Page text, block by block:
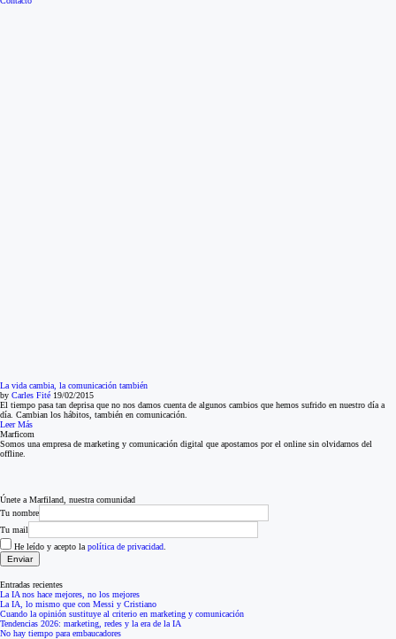
La vida cambia, la comunicación también
by Carles Fité 19/02/2015
El tiempo pasa tan deprisa que no nos damos cuenta de algunos cambios que hemos sufrido en nuestro día a
día. Cambian los hábitos, también en comunicación.
Leer Más
Marficom
Somos una empresa de marketing y comunicación digital que apostamos por el online sin olvidarnos del
offline.
Únete a Marfiland, nuestra comunidad
Tu nombre
Tu mail
He leído y acepto la política de privacidad
Entradas recientes
La IA nos hace mejores, no los mejores
La IA, lo mismo que con Messi y Cristiano
Cuando la opinión sustituye al criterio en marketing y comunicación
Tendencias 2026: marketing, redes y la era de la IA
No hay tiempo para embaucadores